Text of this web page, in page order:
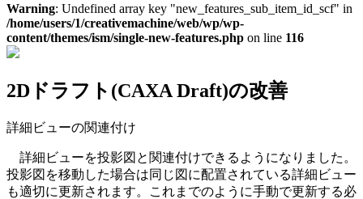
Warning: Undefined array key "new_features_sub_item_id_scf" in
/home/users/1/creativemachine/web/wp/wp-
content/themes/ism/single-new-features.php on line 116
2Dドラフト(CAXA Draft)の改善
詳細ビューの関連付け
詳細ビューを投影図と関連付けできるようになりました。
投影図を移動した場合は同じ図に配置されている詳細ビュー
も適切に更新されます。これまでのように手動で更新する必